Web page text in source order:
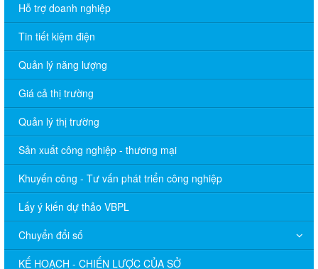
Hỗ trợ doanh nghiệp
Tin tiết kiệm điện
Quản lý năng lượng
Giá cả thị trường
Quản lý thị trường
Sản xuất công nghiệp - thương mại
Khuyến công - Tư vấn phát triển công nghiệp
Lấy ý kiến dự thảo VBPL
Chuyển đổi số
KẾ HOẠCH - CHIẾN LƯỢC CỦA SỞ